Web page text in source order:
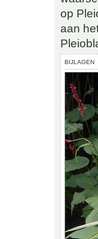
op
aan
BIJLAGEN